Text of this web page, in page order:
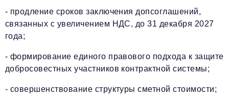
- продление сроков заключения допсоглашений,
связанных с увеличением НДС, до 31 декабря 2027
года;
- формирование единого правового подхода к защите
добросовестных участников контрактной системы;
- совершенствование структуры сметной стоимости;